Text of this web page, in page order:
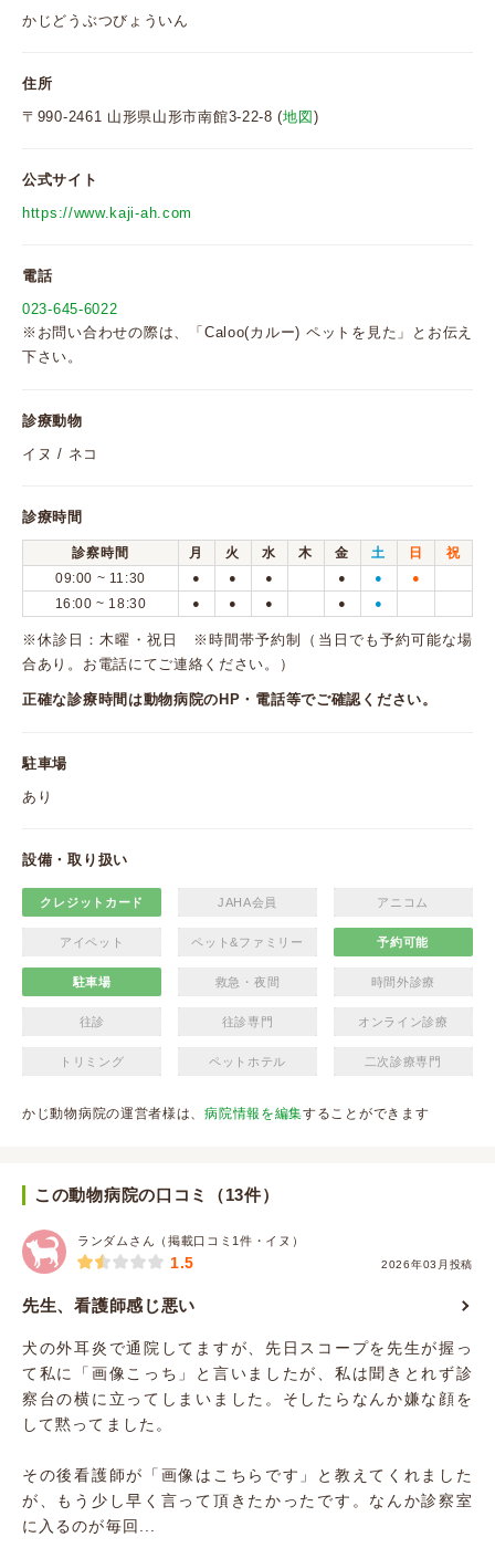
かじどうぶつびょういん
住所
〒990-2461 山形県山形市南館3-22-8 (地図 )
公式サイト
https://www.kaji-ah.com
電話
023-645-6022
※お問い合わせの際は、「Caloo(カルー) ペットを見た」とお伝え
下さい。
診療動物
イヌ / ネコ
診療時間
診察時間 月 火 水 木 金 土 日
祝
09:00 ~ 11:30
● ● ● ● ● ●
16:00 ~ 18:30 ● ● ● ● ●
※休診日：木曜・祝日 ※時間帯予約制（当日でも予約可能な場
合あり。お電話にてご連絡ください。）
正確な診療時間は動物病院のHP・電話等でご確認ください。
駐車場
あり
設備・取り扱い
クレジットカード JAHA会員 アニコム
アイペット ペット&ファミリー 予約可能
駐車場 救急・夜間 時間外診療
往診 往診専門 オンライン診療
トリミング ペットホテル 二次診療専門
かじ動物病院の運営者様は、病院情報を編集することができます
この動物病院の口コミ（13件）
ランダムさん（掲載口コミ1件・イヌ）
2026年03月投稿
1.5
先生、看護師感じ悪い
犬の外耳炎で通院してますが、先日スコープを先生が握っ
て私に「画像こっち」と言いましたが、私は聞きとれず診
察台の横に立ってしまいました。そしたらなんか嫌な顔を
して黙ってました。
その後看護師が「画像はこちらです」と教えてくれました
が、もう少し早く言って頂きたかったです。なんか診察室
に入るのが毎回...